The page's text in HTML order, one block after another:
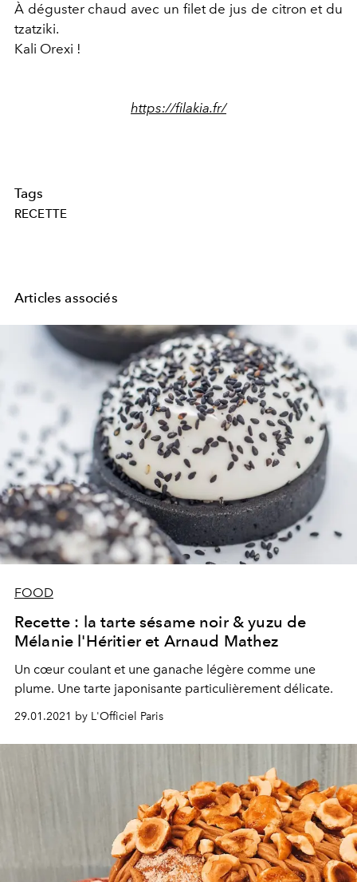
À déguster chaud avec un filet de jus de citron et du
tzatziki.
Kali Orexi !
https://filakia.fr/
Tags
RECETTE
Articles associés
FOOD
Recette : la tarte sésame noir & yuzu de
Mélanie l'Héritier et Arnaud Mathez
Un cœur coulant et une ganache légère comme une
plume. Une tarte japonisante particulièrement délicate.
29.01.2021 by L'Officiel Paris